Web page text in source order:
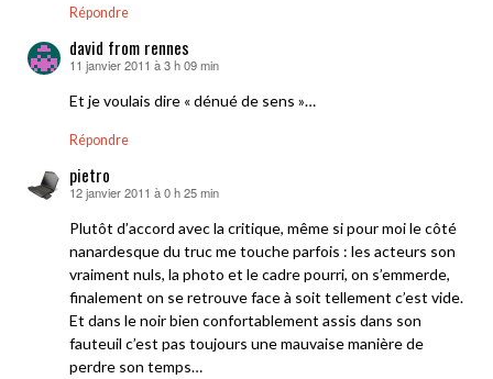
Répondre
david from rennes
dit :
11 janvier 2011 à 3 h 09 min
Et je voulais dire « dénué de sens »…
Répondre
pietro
dit :
12 janvier 2011 à 0 h 25 min
Plutôt d’accord avec la critique, même si pour moi le côté
nanardesque du truc me touche parfois : les acteurs son
vraiment nuls, la photo et le cadre pourri, on s’emmerde,
finalement on se retrouve face à soit tellement c’est vide.
Et dans le noir bien confortablement assis dans son
fauteuil c’est pas toujours une mauvaise manière de
perdre son temps…